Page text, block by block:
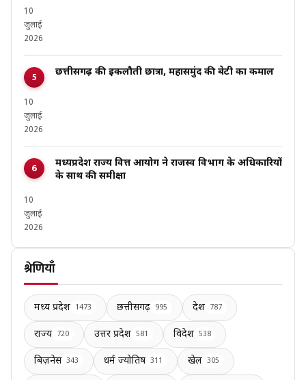
10
जुलाई
2026
छत्तीसगढ़ की इकलौती छात्रा, महासमुंद की बेटी का कमाल
10
जुलाई
2026
मध्यप्रदेश राज्य वित्त आयोग ने राजस्व विभाग के अधिकारियों
के साथ की समीक्षा
10
जुलाई
2026
श्रेणियाँ
मध्य प्रदेश 1473 छत्तीसगढ़ 995 देश 787
राज्य 720 उत्तर प्रदेश 581 विदेश 538
बिज़नेस 343 धर्म ज्योतिष 311 खेल 305